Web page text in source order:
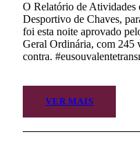
O Relatório de Atividades
Desportivo de Chaves,
foi esta noite aprovado
Geral Ordinária, com 245
contra.
VER MAIS